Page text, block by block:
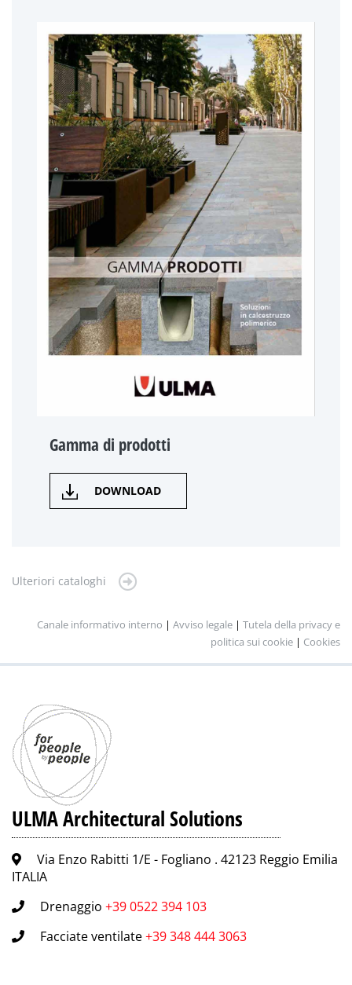
Gamma di prodotti
DOWNLOAD
Ulteriori cataloghi
Canale informativo interno | Avviso legale | Tutela della privacy e
politica sui cookie | Cookies
ULMA Architectural Solutions
Via Enzo Rabitti 1/E - Fogliano . 42123 Reggio Emilia
ITALIA
Drenaggio +39 0522 394 103
Facciate ventilate+39 348 444 3063